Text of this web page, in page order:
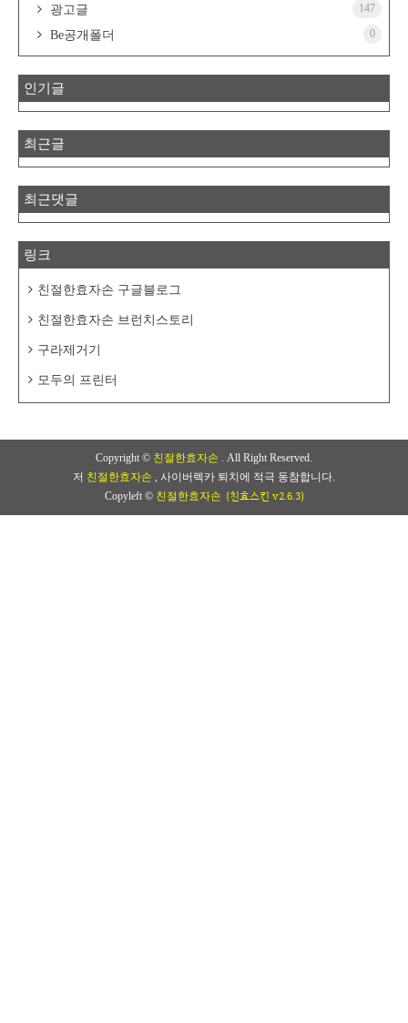
광고글 147
Be공개폴더 0
인기글
최근글
최근댓글
링크
친절한효자손 구글블로그
친절한효자손 브런치스토리
구라제거기
모두의 프린터
Copyright © 친절한효자손 . All Right Reserved.
저 친절한효자손 , 사이버렉카 퇴치에 적극 동참합니다.
Copyleft © 친절한효자손 (친효스킨 v2.6.3)